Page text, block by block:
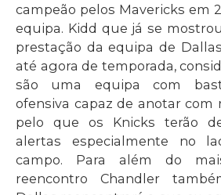
campeão pelos Mavericks em
equipa. Kidd que já se
prestação da equipa de
até agora de temporada,
são uma equipa com
ofensiva capaz de anotar com
pelo que os Knicks terão
alertas especialmente no
campo. Para além do
reencontro Chandler